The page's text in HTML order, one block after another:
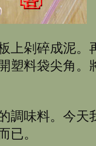
上剁碎成泥。
塑料袋尖角。
調味料。今天
已。